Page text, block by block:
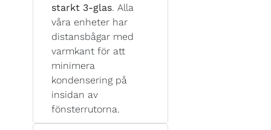
starkt 3-glas. Alla
våra enheter har
distansbågar med
varmkant för att
minimera
kondensering på
insidan av
fönsterrutorna.